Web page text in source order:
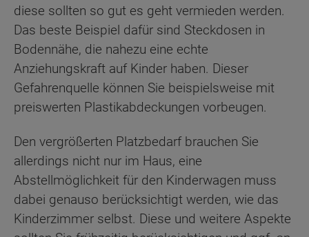
diese sollten so gut es geht vermieden werden.
Das beste Beispiel dafür sind Steckdosen in
Bodennähe, die nahezu eine echte
Anziehungskraft auf Kinder haben. Dieser
Gefahrenquelle können Sie beispielsweise mit
preiswerten Plastikabdeckungen vorbeugen.
Den vergrößerten Platzbedarf brauchen Sie
allerdings nicht nur im Haus, eine
Abstellmöglichkeit für den Kinderwagen muss
dabei genauso berücksichtigt werden, wie das
Kinderzimmer selbst. Diese und weitere Aspekte